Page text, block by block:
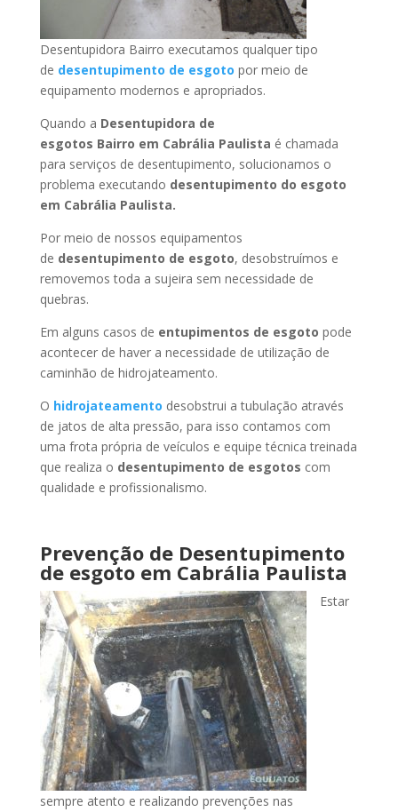
Desentupidora Bairro executamos qualquer tipo
de desentupimento de esgoto por meio de
equipamento modernos e apropriados.
Quando a Desentupidora de
esgotos Bairro em Cabrália Paulista é chamada
para serviços de desentupimento, solucionamos o
problema executando desentupimento do esgoto
em Cabrália Paulista.
Por meio de nossos equipamentos
de desentupimento de esgoto, desobstruímos e
removemos toda a sujeira sem necessidade de
quebras.
Em alguns casos de entupimentos de esgoto pode
acontecer de haver a necessidade de utilização de
caminhão de hidrojateamento.
O hidrojateamento desobstrui a tubulação através
de jatos de alta pressão, para isso contamos com
uma frota própria de veículos e equipe técnica treinada
que realiza o desentupimento de esgotos com
qualidade e profissionalismo.
Prevenção de Desentupimento
de esgoto em Cabrália Paulista
Estar
sempre atento e realizando prevenções nas